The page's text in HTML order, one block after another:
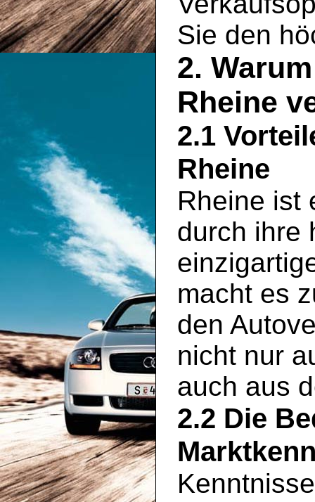
Sie den
2.
Rheine
2.1
Rheine
Rheine ist
durch ihre
macht es
den
nicht nur
auch aus
2.2 Die